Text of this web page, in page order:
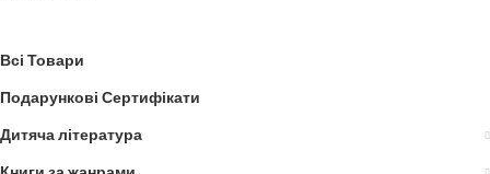
Всі Товари
Подарункові Сертифікати
Дитяча література